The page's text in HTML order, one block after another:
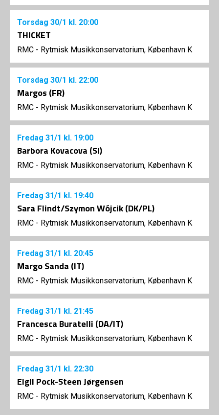
Torsdag 30/1 kl. 20:00
THICKET
RMC - Rytmisk Musikkonservatorium, København K
Torsdag 30/1 kl. 22:00
Margos (FR)
RMC - Rytmisk Musikkonservatorium, København K
Fredag 31/1 kl. 19:00
Barbora Kovacova (SI)
RMC - Rytmisk Musikkonservatorium, København K
Fredag 31/1 kl. 19:40
Sara Flindt/Szymon Wójcik (DK/PL)
RMC - Rytmisk Musikkonservatorium, København K
Fredag 31/1 kl. 20:45
Margo Sanda (IT)
RMC - Rytmisk Musikkonservatorium, København K
Fredag 31/1 kl. 21:45
Francesca Buratelli (DA/IT)
RMC - Rytmisk Musikkonservatorium, København K
Fredag 31/1 kl. 22:30
Eigil Pock-Steen Jørgensen
RMC - Rytmisk Musikkonservatorium, København K